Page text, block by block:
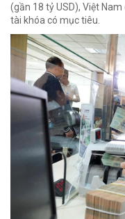
(gần 18 tỷ USD), Việt
tài khóa có mục tiêu.